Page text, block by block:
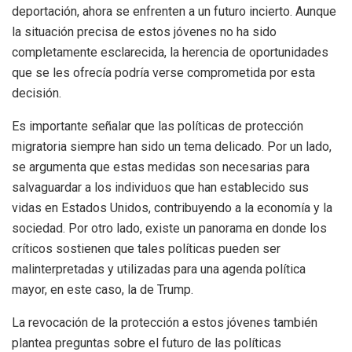
deportación, ahora se enfrenten a un futuro incierto. Aunque
la situación precisa de estos jóvenes no ha sido
completamente esclarecida, la herencia de oportunidades
que se les ofrecía podría verse comprometida por esta
decisión.
Es importante señalar que las políticas de protección
migratoria siempre han sido un tema delicado. Por un lado,
se argumenta que estas medidas son necesarias para
salvaguardar a los individuos que han establecido sus
vidas en Estados Unidos, contribuyendo a la economía y la
sociedad. Por otro lado, existe un panorama en donde los
críticos sostienen que tales políticas pueden ser
malinterpretadas y utilizadas para una agenda política
mayor, en este caso, la de Trump.
La revocación de la protección a estos jóvenes también
plantea preguntas sobre el futuro de las políticas